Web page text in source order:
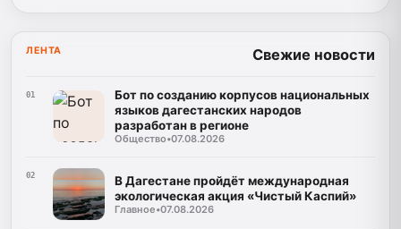
ЛЕНТА Свежие новости
01
Бот по созданию корпусов национальных
языков дагестанских народов
разработан в регионе
Общество•07.08.2026
02
В Дагестане пройдёт международная
экологическая акция «Чистый Каспий»
Главное•07.08.2026